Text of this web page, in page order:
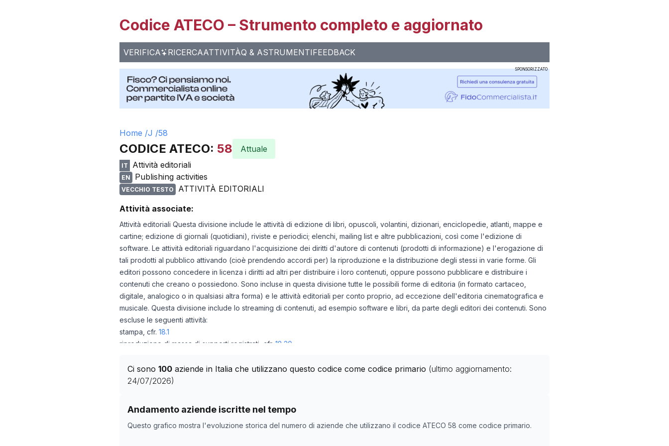
Codice ATECO – Strumento completo e aggiornato
VERIFICA RICERCAATTIVITÀQ & ASTRUMENTIFEEDBACK
SPONSORIZZATO
Home /J /58
CODICE ATECO: 58 Attuale
IT Attività editoriali
EN Publishing activities
VECCHIO TESTO
ATTIVITÀ EDITORIALI
Attività associate:
Attività editoriali Questa divisione include le attività di edizione di libri, opuscoli, volantini, dizionari, enciclopedie, atlanti, mappe e
cartine; edizione di giornali (quotidiani), riviste e periodici; elenchi, mailing list e altre pubblicazioni, così come l'edizione di
software. Le attività editoriali riguardano l'acquisizione dei diritti d'autore di contenuti (prodotti di informazione) e l'erogazione di
tali prodotti al pubblico attivando (cioè prendendo accordi per) la riproduzione e la distribuzione degli stessi in varie forme. Gli
editori possono concedere in licenza i diritti ad altri per distribuire i loro contenuti, oppure possono pubblicare e distribuire i
contenuti che creano o possiedono. Sono incluse in questa divisione tutte le possibili forme di editoria (in formato cartaceo,
digitale, analogico o in qualsiasi altra forma) e le attività editoriali per conto proprio, ad eccezione dell'editoria cinematografica e
musicale. Questa divisione include lo streaming di contenuti, ad esempio software e libri, da parte degli editori dei contenuti. Sono
escluse le seguenti attività:
stampa, cfr. 18.1
riproduzione di massa di supporti registrati, cfr. 18.20
audio originali, cfr. divisione 59
ottenimento da parte degli editori dei diritti di trasmissione e distribuzione di contenuti, cfr. divisione
Ci sono 100 aziende in Italia che utilizzano questo codice come codice primario (ultimo aggiornamento:
24/07/2026)
Andamento aziende iscritte nel tempo
Questo grafico mostra l'evoluzione storica del numero di aziende che utilizzano il codice ATECO 58 come codice primario.
Storico numero di aziende con codice ATECO
Data rilevazione
Numero aziende